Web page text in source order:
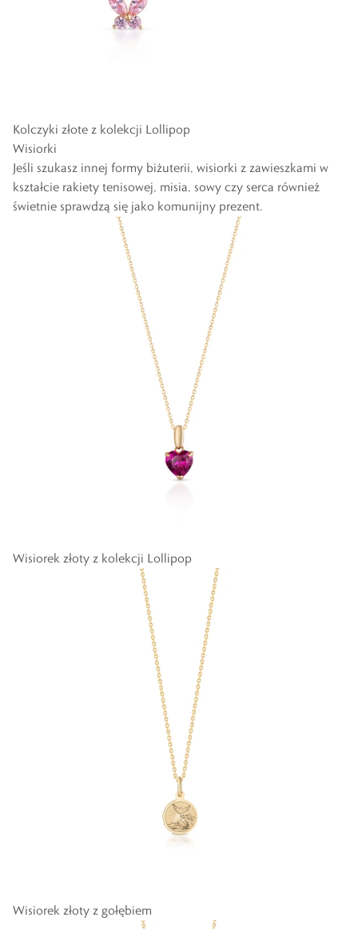
Kolczyki złote z kolekcji Lollipop
Wisiorki
Jeśli szukasz innej formy biżuterii, wisiorki z zawieszkami w
kształcie rakiety tenisowej, misia, sowy czy serca również
świetnie sprawdzą się jako komunijny prezent.
Wisiorek złoty z kolekcji Lollipop
Wisiorek złoty z gołębiem